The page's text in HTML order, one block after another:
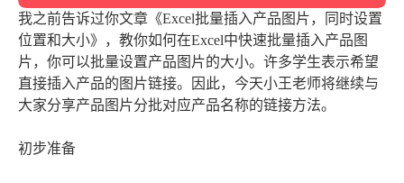
我之前告诉过你文章《Excel批量插入产品图片，同时设置
位置和大小》，教你如何在Excel中快速批量插入产品图
片，你可以批量设置产品图片的大小。许多学生表示希望
直接插入产品的图片链接。因此，今天小王老师将继续与
大家分享产品图片分批对应产品名称的链接方法。
初步准备